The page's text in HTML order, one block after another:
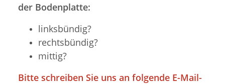
der Bodenplatte:
linksbündig?
rechtsbündig?
mittig?
Bitte schreiben Sie uns an folgende E-Mail-